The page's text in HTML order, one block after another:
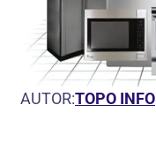
AUTOR:TOPO INFO